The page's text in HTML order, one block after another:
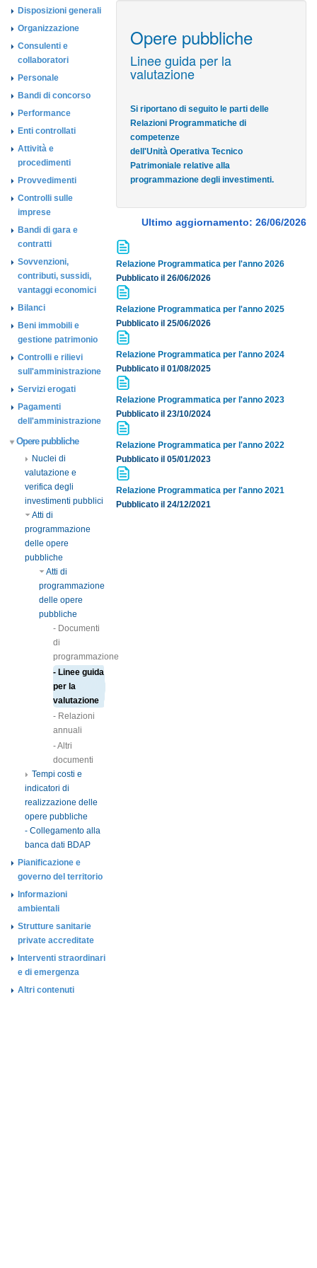
Disposizioni generali
Organizzazione
Consulenti e
collaboratori
Personale
Bandi di concorso
Performance
Enti controllati
Attività e
procedimenti
Provvedimenti
Controlli sulle
imprese
Bandi di gara e
contratti
Sovvenzioni,
contributi, sussidi,
vantaggi economici
Bilanci
Beni immobili e
gestione patrimonio
Controlli e rilievi
sull'amministrazione
Servizi erogati
Pagamenti
dell'amministrazione
Opere pubbliche
Nuclei di
valutazione e
verifica degli
investimenti pubblici
Atti di
programmazione
delle opere
pubbliche
Atti di
programmazione
delle opere
pubbliche
- Documenti
di
programmazione
- Linee guida
per la
valutazione
- Relazioni
annuali
- Altri
documenti
Tempi costi e
indicatori di
realizzazione delle
opere pubbliche
- Collegamento alla
banca dati BDAP
Pianificazione e
governo del territorio
Informazioni
ambientali
Strutture sanitarie
private accreditate
Interventi straordinari
e di emergenza
Altri contenuti
Opere pubbliche
Linee guida per la
valutazione
Si riportano di seguito le parti delle
Relazioni Programmatiche di
competenze
dell'Unità Operativa Tecnico
Patrimoniale relative alla
programmazione degli investimenti.
Ultimo aggiornamento: 26/06/2026
Relazione Programmatica per l'anno 2026
Pubblicato il 26/06/2026
Relazione Programmatica per l'anno 2025
Pubblicato il 25/06/2026
Relazione Programmatica per l'anno 2024
Pubblicato il 01/08/2025
Relazione Programmatica per l'anno 2023
Pubblicato il 23/10/2024
Relazione Programmatica per l'anno 2022
Pubblicato il 05/01/2023
Relazione Programmatica per l'anno 2021
Pubblicato il 24/12/2021